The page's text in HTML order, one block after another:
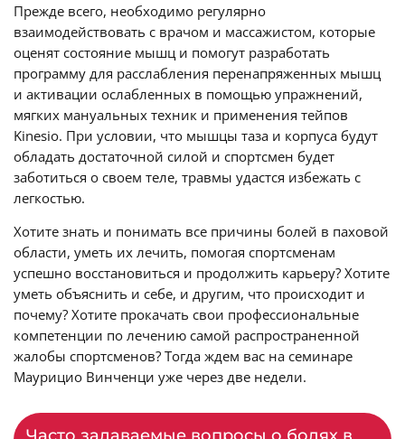
Прежде всего, необходимо регулярно
взаимодействовать с врачом и массажистом, которые
оценят состояние мышц и помогут разработать
программу для расслабления перенапряженных мышц
и активации ослабленных в помощью упражнений,
мягких мануальных техник и применения тейпов
Kinesio. При условии, что мышцы таза и корпуса будут
обладать достаточной силой и спортсмен будет
заботиться о своем теле, травмы удастся избежать с
легкостью.
Хотите знать и понимать все причины болей в паховой
области, уметь их лечить, помогая спортсменам
успешно восстановиться и продолжить карьеру? Хотите
уметь объяснить и себе, и другим, что происходит и
почему? Хотите прокачать свои профессиональные
компетенции по лечению самой распространенной
жалобы спортсменов? Тогда ждем вас на семинаре
Маурицио Винченци уже через две недели.
Часто задаваемые вопросы о болях в